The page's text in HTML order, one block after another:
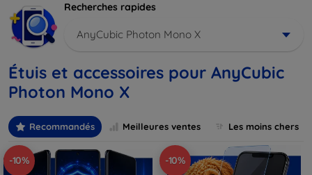
Recherches rapides
AnyCubic Photon Mono X
Étuis et accessoires pour AnyCubic
Photon Mono X
Recommandés Meilleures ventes Les moins chers
-10% -10%